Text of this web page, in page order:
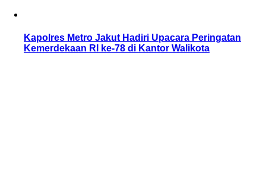
Kapolres Metro Jakut Hadiri Upacara Peringatan
Kemerdekaan RI ke-78 di Kantor Walikota